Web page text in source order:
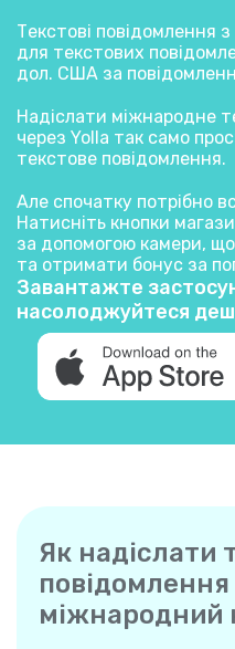
Завантажте
насолоджуйтеся
Текстові повідомлення
для текстових
дол. США за
Надіслати міжнародне
через Yolla так само
текстове повідомлення.
Але спочатку потрібно
Натисніть кнопки
за допомогою камери,
та отримати бонус за
Як надіслати
повідомлення
міжнародний